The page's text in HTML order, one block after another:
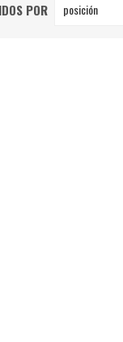
POR posición